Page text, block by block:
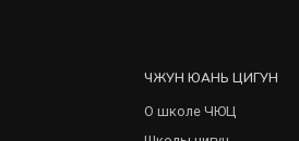
ЧЖУН ЮАНЬ ЦИГУН
О школе ЧЮЦ